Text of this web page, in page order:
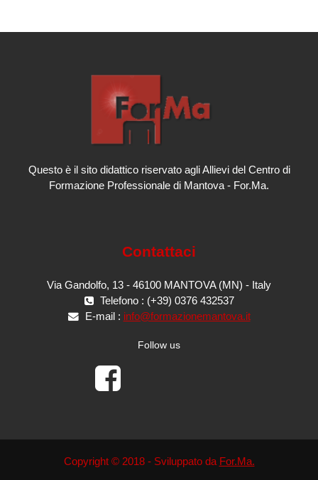
Questo è il sito didattico riservato agli Allievi del Centro di
Formazione Professionale di Mantova - For.Ma.
Contattaci
Via Gandolfo, 13 - 46100 MANTOVA (MN) - Italy
Telefono : (+39) 0376 432537
E-mail : info@formazionemantova.it
Follow us
Copyright © 2018 - Sviluppato da For.Ma.